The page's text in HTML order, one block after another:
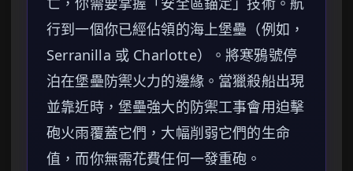
行到一個你已經佔領的海上堡壘（例如，
Serranilla 或 Charlotte）。將寒鴉號停
泊在堡壘防禦火力的邊緣。當獵殺船出現
並靠近時，堡壘強大的防禦工事會用迫擊
砲火雨覆蓋它們，大幅削弱它們的生命
值，而你無需花費任何一發重砲。